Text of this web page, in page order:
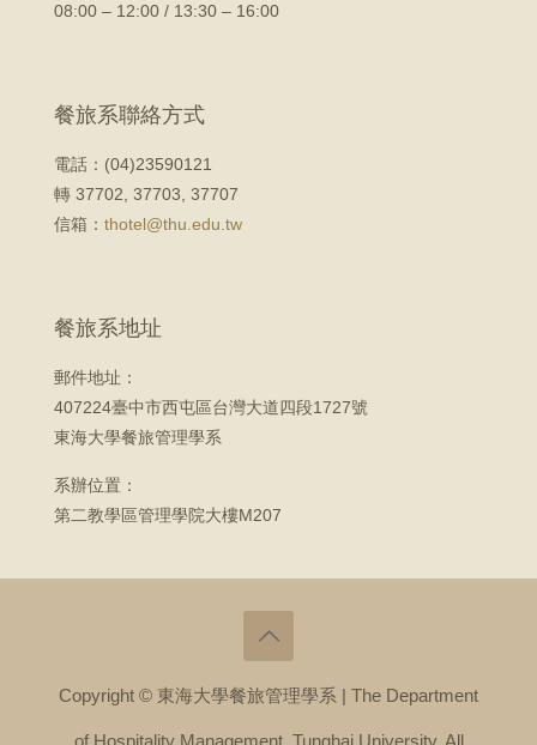
08:00 – 12:00 / 13:30 – 16:00
餐旅系聯絡方式
電話：(04)23590121
轉 37702, 37703, 37707
信箱： thotel@thu.edu.tw
餐旅系地址
郵件地址：
407224臺中市西屯區台灣大道四段1727號
東海大學餐旅管理學系
系辦位置：
第二教學區管理學院大樓M207
Copyright © 東海大學餐旅管理學系 | The Department
of Hospitality Management, Tunghai University. All